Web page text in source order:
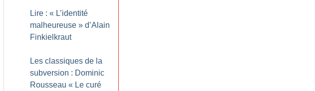
Lire : « L’identité
malheureuse » d’Alain
Finkielkraut
Les classiques de la
subversion : Dominic
Rousseau « Le curé